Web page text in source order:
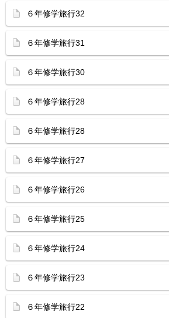
６年修学旅行32
６年修学旅行31
６年修学旅行30
６年修学旅行28
６年修学旅行28
６年修学旅行27
６年修学旅行26
６年修学旅行25
６年修学旅行24
６年修学旅行23
６年修学旅行22